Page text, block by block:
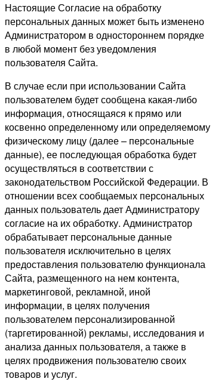
Настоящие Согласие на обработку
персональных данных может быть изменено
Администратором в одностороннем порядке
в любой момент без уведомления
пользователя Сайта.
В случае если при использовании Сайта
пользователем будет сообщена какая-либо
информация, относящаяся к прямо или
косвенно определенному или определяемому
физическому лицу (далее – персональные
данные), ее последующая обработка будет
осуществляться в соответствии с
законодательством Российской Федерации. В
отношении всех сообщаемых персональных
данных пользователь дает Администратору
согласие на их обработку. Администратор
обрабатывает персональные данные
пользователя исключительно в целях
предоставления пользователю функционала
Сайта, размещенного на нем контента,
маркетинговой, рекламной, иной
информации, в целях получения
пользователем персонализированной
(таргетированной) рекламы, исследования и
анализа данных пользователя, а также в
целях продвижения пользователю своих
товаров и услуг.